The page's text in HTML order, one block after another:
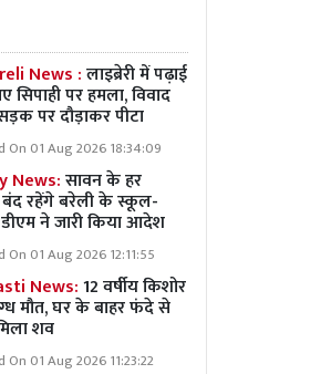
News :लाइब्रेरी में पढ़ाई
पर हमला, विवाद
पर दौड़ाकर पीटा
On 01 Aug 2026 18:34:09
News:सावन के हर
बंद रहेंगे बरेली के स्कूल-
ने जारी किया आदेश
On 01 Aug 2026 12:11:55
News:12 वर्षीय किशोर
मौत, घर के बाहर फंदे से
शव
On 01 Aug 2026 11:23:22